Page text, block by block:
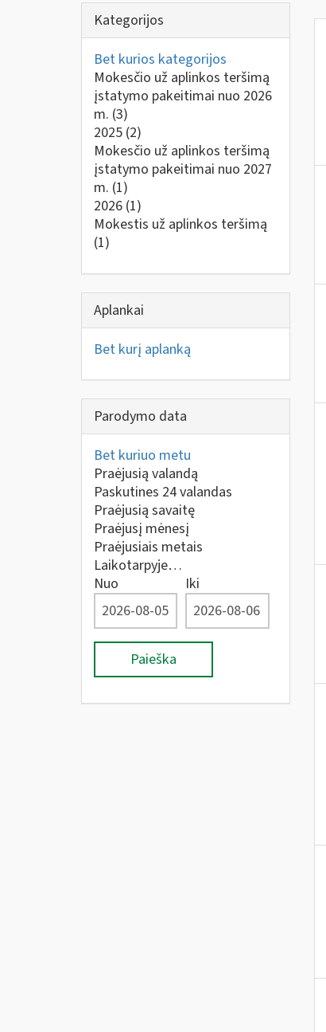
Kategorijos
Bet kurios kategorijos
Mokesčio už aplinkos teršimą
įstatymo pakeitimai nuo 2026
m. (3)
2025 (2)
Mokesčio už aplinkos teršimą
įstatymo pakeitimai nuo 2027
m. (1)
2026 (1)
Mokestis už aplinkos teršimą
(1)
Aplankai
Bet kurį aplanką
Parodymo data
Bet kuriuo metu
Praėjusią valandą
Paskutines 24 valandas
Praėjusią savaitę
Praėjusį mėnesį
Praėjusiais metais
Laikotarpyje…
Nuo
Iki
Paieška